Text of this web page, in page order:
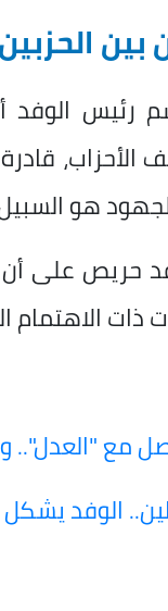
الحزبين
رئيس الوفد
الأحزاب،
هو
حريص على أن
ذات الاهتمام
مع "العدل"..
الوفد